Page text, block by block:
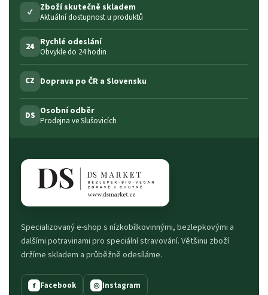
✓ Zboží skutečně skladem
Aktuální dostupnost u produktů
24 Rychlé odeslání
Obvykle do 24 hodin
CZ Doprava po ČR a Slovensku
DS Osobní odběr
Prodejna ve Slušovicích
Specializovaný e-shop s nízkobílkovinnými, bezlepkovými a
dalšími potravinami pro speciální stravování. Většinu zboží
držíme skladem a průběžně odesíláme.
f Facebook ◎ Instagram